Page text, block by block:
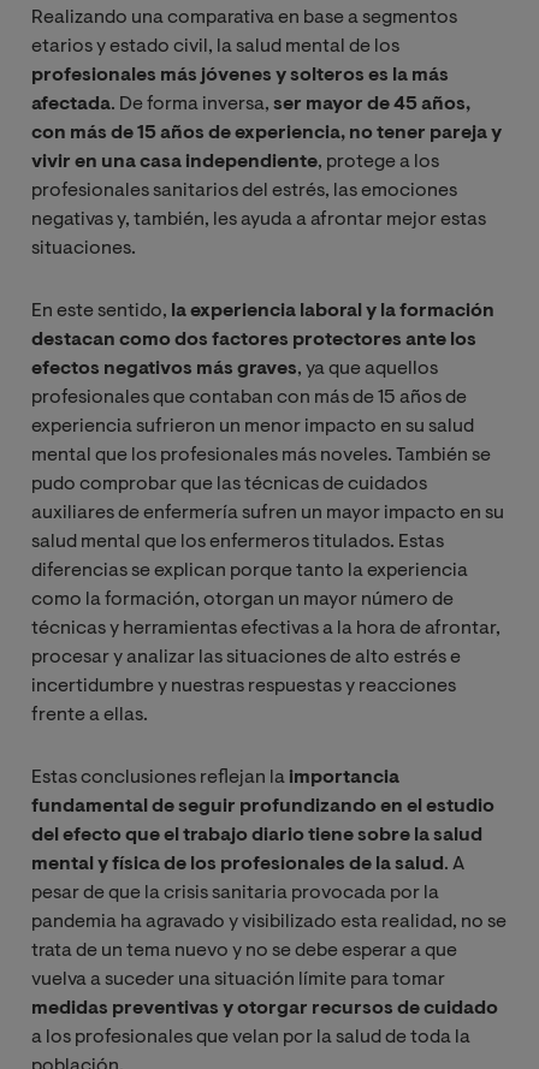
Realizando una comparativa en base a segmentos
etarios y estado civil, la salud mental de los
profesionales más jóvenes y solteros es la más
afectada. De forma inversa, ser mayor de 45 años,
con más de 15 años de experiencia, no tener pareja y
vivir en una casa independiente, protege a los
profesionales sanitarios del estrés, las emociones
negativas y, también, les ayuda a afrontar mejor estas
situaciones.
En este sentido, la experiencia laboral y la formación
destacan como dos factores protectores ante los
efectos negativos más graves, ya que aquellos
profesionales que contaban con más de 15 años de
experiencia sufrieron un menor impacto en su salud
mental que los profesionales más noveles. También se
pudo comprobar que las técnicas de cuidados
auxiliares de enfermería sufren un mayor impacto en su
salud mental que los enfermeros titulados. Estas
diferencias se explican porque tanto la experiencia
como la formación, otorgan un mayor número de
técnicas y herramientas efectivas a la hora de afrontar,
procesar y analizar las situaciones de alto estrés e
incertidumbre y nuestras respuestas y reacciones
frente a ellas.
Estas conclusiones reflejan la importancia
fundamental de seguir profundizando en el estudio
del efecto que el trabajo diario tiene sobre la salud
mental y física de los profesionales de la salud . A
pesar de que la crisis sanitaria provocada por la
pandemia ha agravado y visibilizado esta realidad, no se
trata de un tema nuevo y no se debe esperar a que
vuelva a suceder una situación límite para tomar
medidas preventivas y otorgar recursos de cuidado
a los profesionales que velan por la salud de toda la